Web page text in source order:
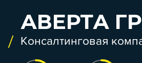
АВЕРТА
Консалтинговая